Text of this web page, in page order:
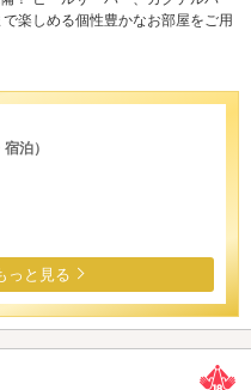
楽しめる個性豊かなお部屋をご用
宿泊）
っと見る